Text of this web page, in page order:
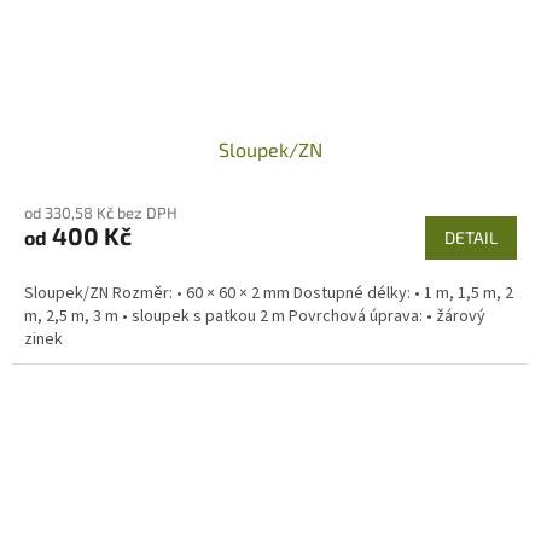
Sloupek/ZN
od 330,58 Kč bez DPH
od 400 Kč DETAIL
Sloupek/ZN Rozměr: • 60 × 60 × 2 mm Dostupné délky: • 1 m, 1,5 m, 2
m, 2,5 m, 3 m • sloupek s patkou 2 m Povrchová úprava: • žárový
zinek